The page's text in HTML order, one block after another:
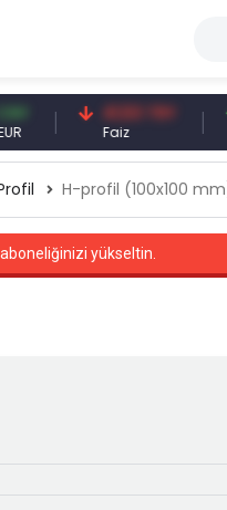
41,53 TRY
Faiz
H-profil (100x100
yükseltin.